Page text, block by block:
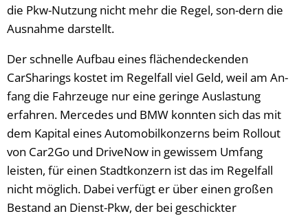
die Pkw-Nutzung nicht mehr die Regel, son-dern die
Ausnahme darstellt.
Der schnelle Aufbau eines flächendeckenden
CarSharings kostet im Regelfall viel Geld, weil am An-
fang die Fahrzeuge nur eine geringe Auslastung
erfahren. Mercedes und BMW konnten sich das mit
dem Kapital eines Automobilkonzerns beim Rollout
von Car2Go und DriveNow in gewissem Umfang
leisten, für einen Stadtkonzern ist das im Regelfall
nicht möglich. Dabei verfügt er über einen großen
Bestand an Dienst-Pkw, der bei geschickter